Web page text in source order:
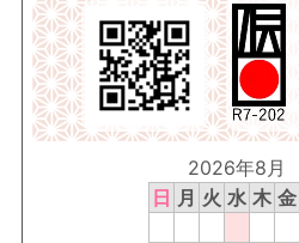
2026年8月
日 月 火 水 木 金